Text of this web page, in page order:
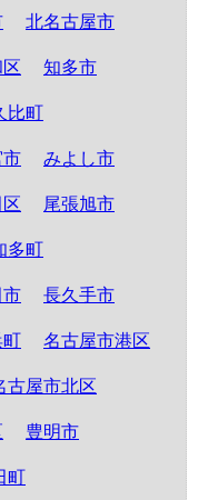
北名古屋市
知多市
比町
市 みよし市
尾張旭市
多町
市 長久手市
町 名古屋市港区
古屋市北区
豊明市
町